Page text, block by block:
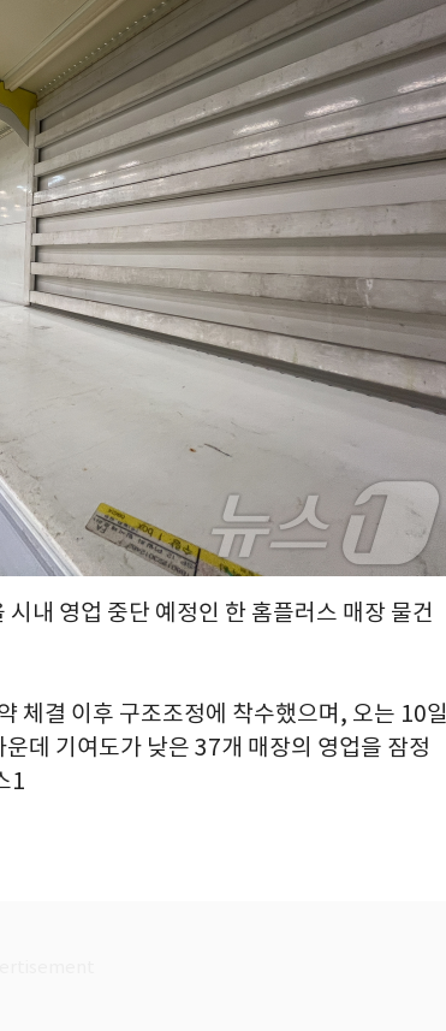
내 영업 중단 예정인 한 홈플러스 매장 물건
체결 이후 구조조정에 착수했으며, 오는 10일
데 기여도가 낮은 37개 매장의 영업을 잠정
1